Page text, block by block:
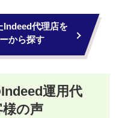
Indeed代理店を
から探す
運用代
の声